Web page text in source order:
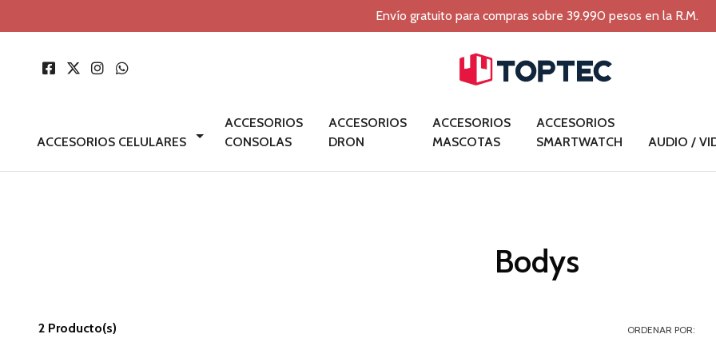
Envío gratuito para compras sobre 39.990 pesos en la R.M.
ACCESORIOS CELULARES
ACCESORIOS
CONSOLAS
ACCESORIOS
DRON
ACCESORIOS
MASCOTAS
ACCESORIOS
SMARTWATCH
AUDIO /
Bodys
2 Producto(s) ORDENAR POR: